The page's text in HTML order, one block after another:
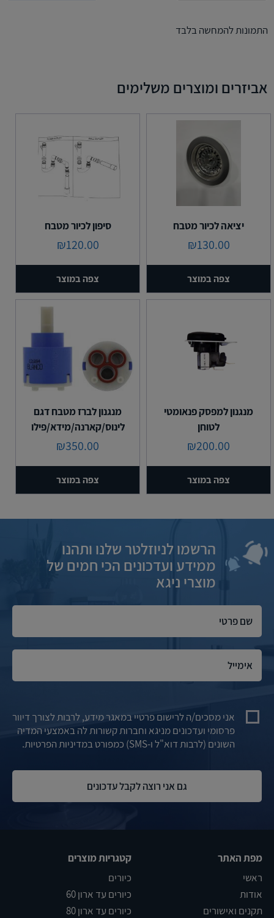
התמונות להמחשה בלבד
אביזרים ומוצרים משלימים
יציאה לכיור מטבח
₪130.00
צפה במוצר
סיפון לכיור מטבח
₪120.00
צפה במוצר
מנגנון למפסק פנאומטי
לטוחן
₪200.00
צפה במוצר
מנגנון לברז מטבח דגם
לינוס/קארנה/מידא/פילו
₪350.00
צפה במוצר
הרשמו לניוזלטר שלנו ותהנו
ממידע ועדכונים הכי חמים של
מוצרי ניגא
אני מסכים/ה לרישום פרטיי במאגר מידע, לרבות לצורך דיוור
פרסומי ועדכונים מניגא וחברות קשורות לה באמצעי המדיה
השונים (לרבות דוא"ל ו-SMS) כמפורט במדיניות הפרטיות.
מפת האתר
ראשי
אודות
תקנים ואישורים
קטגריות מוצרים
כיורים
כיורים עד ארון 60
כיורים עד ארון 80